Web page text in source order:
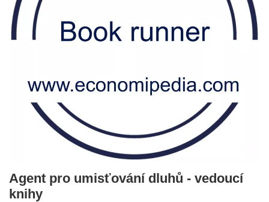
Agent pro umisťování dluhů - vedoucí
knihy